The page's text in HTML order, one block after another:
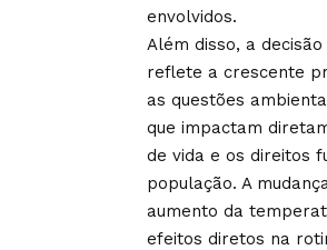
envolvidos.
Além disso, a
reflete a crescente
as questões
que impactam
de vida e os direitos
população. A
aumento da
efeitos diretos na